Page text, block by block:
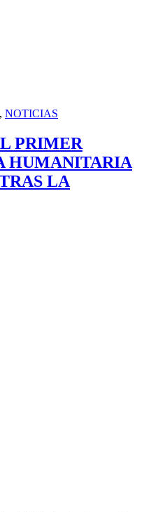
, NOTICIAS
PRIMER
HUMANITARIA
LA